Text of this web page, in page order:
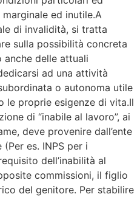
ed inutile.A
di invalidità, si tratta
sulla possibilità concreta
delle attuali
ad una attività
o autonoma utile
le proprie esigenze di vita.Il
di “inabile al lavoro”, ai
deve provenire dall’ente
es. INPS per i
dell’inabilità al
commissioni, il figlio
del genitore. Per stabilire